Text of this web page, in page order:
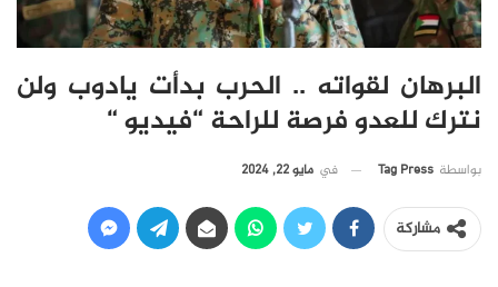
البرهان لقواته .. الحرب بدأت يادوب ولن
نترك للعدو فرصة للراحة “فيديو “
بواسطة Tag Press في مايو 22, 2024
مشاركة